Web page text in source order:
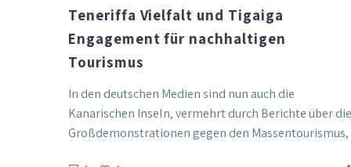
Teneriffa Vielfalt und Tigaiga
Engagement für nachhaltigen
Tourismus
In den deutschen Medien sind nun auch die
Kanarischen Inseln, vermehrt durch Berichte über die
Großdemonstrationen gegen den Massentourismus,